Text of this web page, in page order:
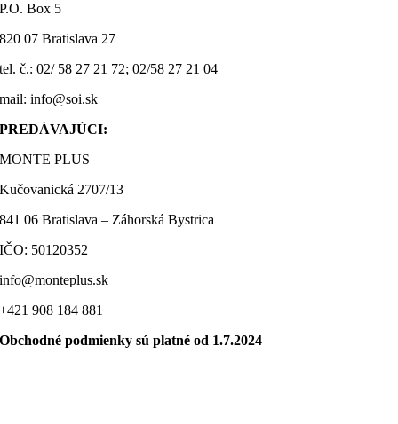
P.O. Box 5
820 07 Bratislava 27
tel. č.: 02/ 58 27 21 72; 02/58 27 21 04
mail: info@soi.sk
PREDÁVAJÚCI:
MONTE PLUS
Kučovanická 2707/13
841 06 Bratislava – Záhorská Bystrica
IČO: 50120352
info@monteplus.sk
+421 908 184 881
Obchodné podmienky sú platné od 1.7.2024